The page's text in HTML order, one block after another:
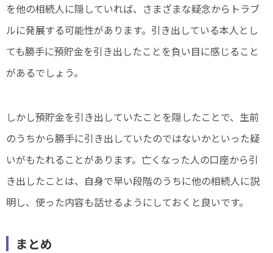
を他の相続人に隠していれば、さまざまな疑念からトラブ
ルに発展する可能性があります。引き出している本人とし
ても勝手に預貯金を引き出したことを負い目に感じること
があるでしょう。
しかし預貯金を引き出していたことを隠したことで、生前
のうちから勝手に引き出していたのではないかといった疑
いがもたれることがあります。亡くなった人の口座から引
き出したことは、自身で早い段階のうちに他の相続人に説
明し、使った内容も話せるようにしておくと良いです。
まとめ